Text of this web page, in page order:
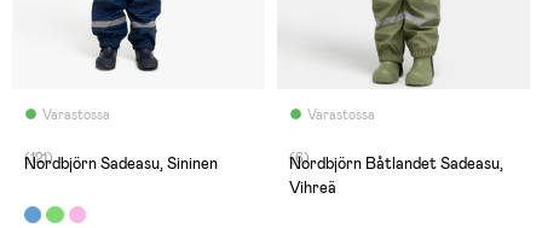
Varastossa
(121) Nordbjörn Sadeasu, Sininen
Varastossa
(6)
Nordbjörn Båtlandet Sadeasu,
Vihreä